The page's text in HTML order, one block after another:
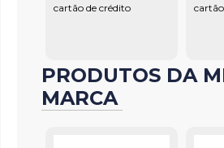
cartão de crédito
PRODUTOS DA
MARCA